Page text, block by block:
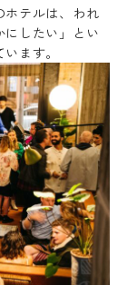
ホテルは、われ
にしたい」とい
ます。